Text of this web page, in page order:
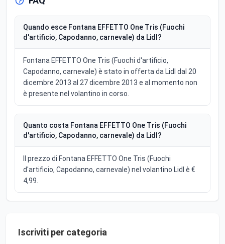
Quando esce Fontana EFFETTO One Tris (Fuochi
d'artificio, Capodanno, carnevale) da Lidl?
Fontana EFFETTO One Tris (Fuochi d'artificio,
Capodanno, carnevale) è stato in offerta da Lidl dal 20
dicembre 2013 al 27 dicembre 2013 e al momento non
è presente nel volantino in corso.
Quanto costa Fontana EFFETTO One Tris (Fuochi
d'artificio, Capodanno, carnevale) da Lidl?
Il prezzo di Fontana EFFETTO One Tris (Fuochi
d'artificio, Capodanno, carnevale) nel volantino Lidl è €
4,99.
Iscriviti per categoria